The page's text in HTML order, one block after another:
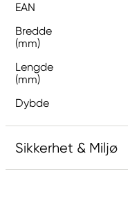
EAN
Bredde
(mm)
Lengde
(mm)
Dybde
Sikkerhet & Miljø